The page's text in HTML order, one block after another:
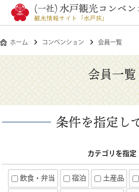
ホーム コンベンション 会員一覧
会員一覧
条件を指定し
カテゴリを指定
飲食・弁当 宿泊 土産品